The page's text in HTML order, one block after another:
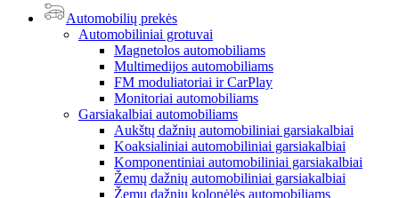
Automobilių prekės
Automobiliniai grotuvai
Magnetolos automobiliams
Multimedijos automobiliams
FM moduliatoriai ir CarPlay
Monitoriai automobiliams
Garsiakalbiai automobiliams
Aukštų dažnių automobiliniai garsiakalbiai
Koaksialiniai automobiliniai garsiakalbiai
Komponentiniai automobiliniai garsiakalbiai
Žemų dažnių automobiliniai garsiakalbiai
Žemų dažnių kolonėlės automobiliams